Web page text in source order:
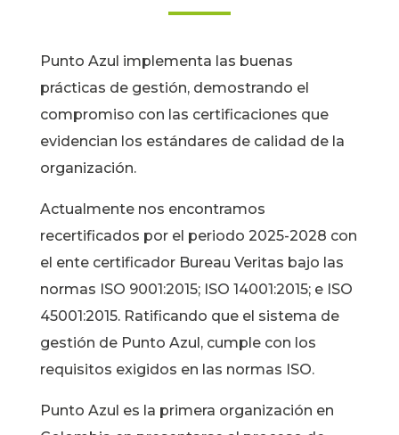
Punto Azul implementa las buenas
prácticas de gestión, demostrando el
compromiso con las certificaciones que
evidencian los estándares de calidad de la
organización.
Actualmente nos encontramos
recertificados por el periodo 2025-2028 con
el ente certificador Bureau Veritas bajo las
normas ISO 9001:2015; ISO 14001:2015; e ISO
45001:2015. Ratificando que el sistema de
gestión de Punto Azul, cumple con los
requisitos exigidos en las normas ISO.
Punto Azul es la primera organización en